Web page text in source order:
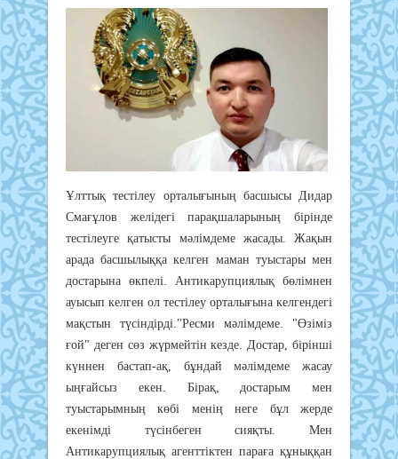
Ұлттық тестілеу орталығының басшысы Дидар
Смағұлов желідегі парақшаларының бірінде
тестілеуге қатысты мәлімдеме жасады. Жақын
арада басшылыққа келген маман туыстары мен
достарына өкпелі. Антикарупциялық бөлімнен
ауысып келген ол тестілеу орталығына келгендегі
мақстын түсіндірді."Ресми мәлімдеме. "Өзіміз
ғой" деген сөз жүрмейтін кезде. Достар, бірінші
күннен бастап-ақ, бұндай мәлімдеме жасау
ыңғайсыз екен. Бірақ, достарым мен
туыстарымның көбі менің неге бұл жерде
екенімді түсінбеген сияқты. Мен
Антикарупциялық агенттіктен параға құныққан